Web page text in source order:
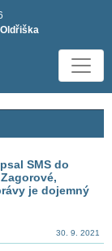
Oldřiška
SMS do
je dojemný
30. 9. 2021